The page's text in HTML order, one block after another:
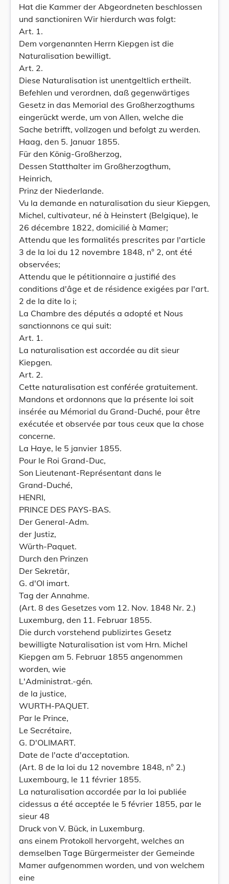
Hat die Kammer der Abgeordneten beschlossen
und sanctioniren Wir hierdurch was folgt:
Art. 1.
Dem vorgenannten Herrn Kiepgen ist die
Naturalisation bewilligt.
Art. 2.
Diese Naturalisation ist unentgeltlich ertheilt.
Befehlen und verordnen, daß gegenwärtiges
Gesetz in das Memorial des Großherzogthums
eingerückt werde, um von Allen, welche die
Sache betrifft, vollzogen und befolgt zu werden.
Haag, den 5. Januar 1855.
Für den König-Großherzog,
Dessen Statthalter im Großherzogthum,
Heinrich,
Prinz der Niederlande.
Vu la demande en naturalisation du sieur Kiepgen,
Michel, cultivateur, né à Heinstert (Belgique), le
26 décembre 1822, domicilié à Mamer;
Attendu que les formalités prescrites par l'article
3 de la loi du 12 novembre 1848, n° 2, ont été
observées;
Attendu que le pétitionnaire a justifié des
conditions d'âge et de résidence exigées par l'art.
2 de la dite lo i;
La Chambre des députés a adopté et Nous
sanctionnons ce qui suit:
Art. 1.
La naturalisation est accordée au dit sieur
Kiepgen.
Art. 2.
Cette naturalisation est conférée gratuitement.
Mandons et ordonnons que la présente loi soit
insérée au Mémorial du Grand-Duché, pour être
exécutée et observée par tous ceux que la chose
concerne.
La Haye, le 5 janvier 1855.
Pour le Roi Grand-Duc,
Son Lieutenant-Représentant dans le
Grand-Duché,
HENRI,
PRINCE DES PAYS-BAS.
Der General-Adm.
der Justiz,
Würth-Paquet.
Durch den Prinzen
Der Sekretär,
G. d'Ol imart.
Tag der Annahme.
(Art. 8 des Gesetzes vom 12. Nov. 1848 Nr. 2.)
Luxemburg, den 11. Februar 1855.
Die durch vorstehend publizirtes Gesetz
bewilligte Naturalisation ist vom Hrn. Michel
Kiepgen am 5. Februar 1855 angenommen
worden, wie
L'Administrat.-gén.
de la justice,
WURTH-PAQUET.
Par le Prince,
Le Secrétaire,
G. D'OLIMART.
Date de l'acte d'acceptation.
(Art. 8 de la loi du 12 novembre 1848, n° 2.)
Luxembourg, le 11 février 1855.
La naturalisation accordée par la loi publiée
cidessus a été acceptée le 5 février 1855, par le
sieur 48
Druck von V. Bück, in Luxemburg.
ans einem Protokoll hervorgeht, welches an
demselben Tage Bürgermeister der Gemeinde
Mamer aufgenommen worden, und von welchem
eine